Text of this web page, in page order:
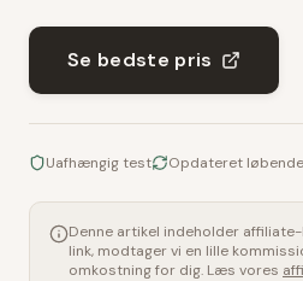
Se bedste pris
Uafhængig test Opdateret løbende
Denne artikel indeholder
link, modtager vi en lille
omkostning for dig. Læs vores